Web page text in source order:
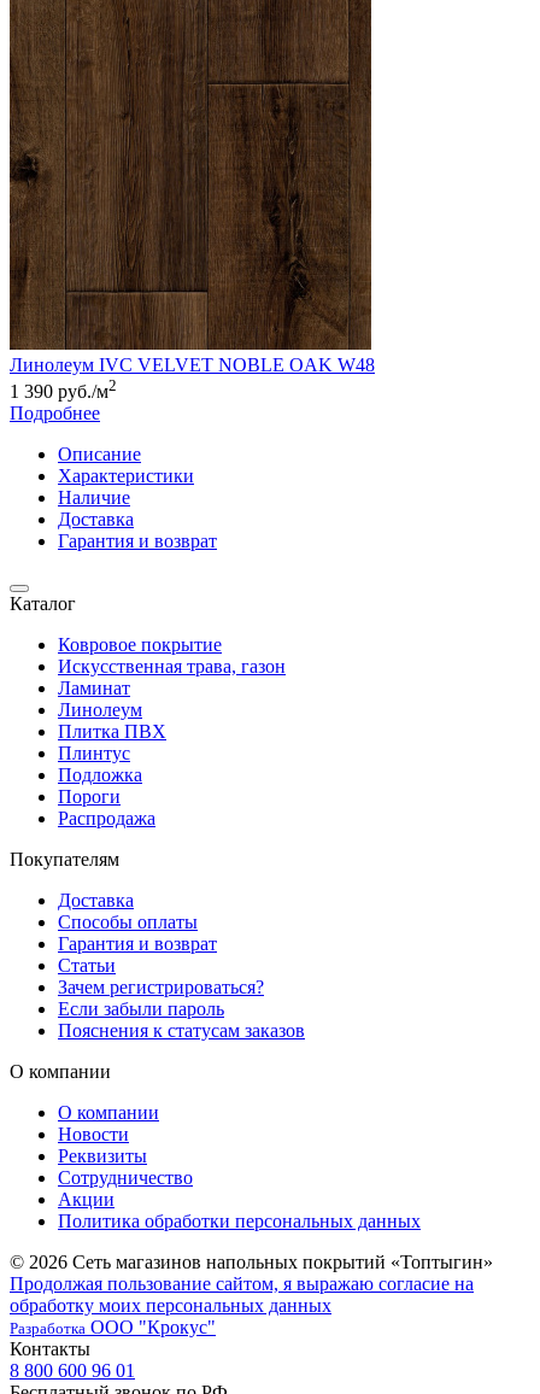
Линолеум IVC VELVET NOBLE OAK W48
1 390 руб./м2
Подробнее
Описание
Характеристики
Наличие
Доставка
Гарантия и возврат
Каталог
Ковровое покрытие
Искусственная трава, газон
Ламинат
Линолеум
Плитка ПВХ
Плинтус
Подложка
Пороги
Распродажа
Покупателям
Доставка
Способы оплаты
Гарантия и возврат
Статьи
Зачем регистрироваться?
Если забыли пароль
Пояснения к статусам заказов
О компании
О компании
Новости
Реквизиты
Сотрудничество
Акции
Политика обработки персональных данных
© 2026 Сеть магазинов напольных покрытий «Топтыгин»
Продолжая пользование сайтом, я выражаю согласие на
обработку моих персональных данных
Разработка ООО "Крокус"
Контакты
8 800 600 96 01